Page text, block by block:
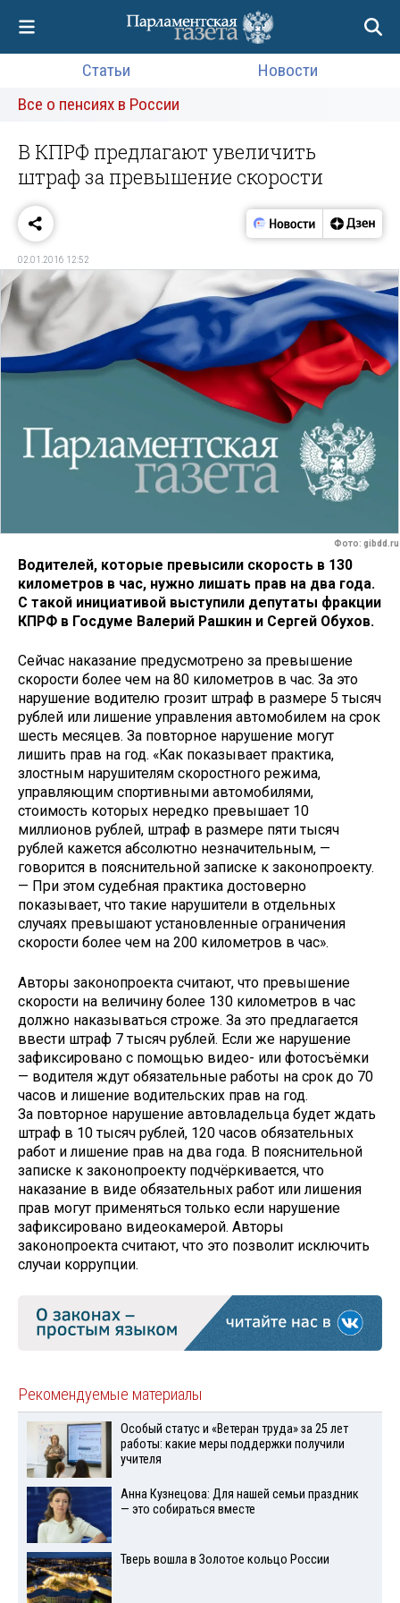
Статьи
Новости
Все о пенсиях в России
В КПРФ предлагают увеличить
штраф за превышение скорости
02.01.2016 12:52
Фото: gibdd.ru
Водителей, которые превысили скорость в 130
километров в час, нужно лишать прав на два года.
С такой инициативой выступили депутаты фракции
КПРФ в Госдуме Валерий Рашкин и Сергей Обухов.
Сейчас наказание предусмотрено за превышение
скорости более чем на 80 километров в час. За это
нарушение водителю грозит штраф в размере 5 тысяч
рублей или лишение управления автомобилем на срок
шесть месяцев. За повторное нарушение могут
лишить прав на год. «Как показывает практика,
злостным нарушителям скоростного режима,
управляющим спортивными автомобилями,
стоимость которых нередко превышает 10
миллионов рублей, штраф в размере пяти тысяч
рублей кажется абсолютно незначительным, —
говорится в пояснительной записке к законопроекту.
— При этом судебная практика достоверно
показывает, что такие нарушители в отдельных
случаях превышают установленные ограничения
скорости более чем на 200 километров в час».
Авторы законопроекта считают, что превышение
скорости на величину более 130 километров в час
должно наказываться строже. За это предлагается
ввести штраф 7 тысяч рублей. Если же нарушение
зафиксировано с помощью видео- или фотосъёмки
— водителя ждут обязательные работы на срок до 70
часов и лишение водительских прав на год.
За повторное нарушение автовладельца будет ждать
штраф в 10 тысяч рублей, 120 часов обязательных
работ и лишение прав на два года. В пояснительной
записке к законопроекту подчёркивается, что
наказание в виде обязательных работ или лишения
прав могут применяться только если нарушение
зафиксировано видеокамерой. Авторы
законопроекта считают, что это позволит исключить
случаи коррупции.
Рекомендуемые материалы
Особый статус и «Ветеран труда» за 25 лет
работы: какие меры поддержки получили
учителя
Анна Кузнецова: Для нашей семьи праздник
— это собираться вместе
Тверь вошла в Золотое кольцо России